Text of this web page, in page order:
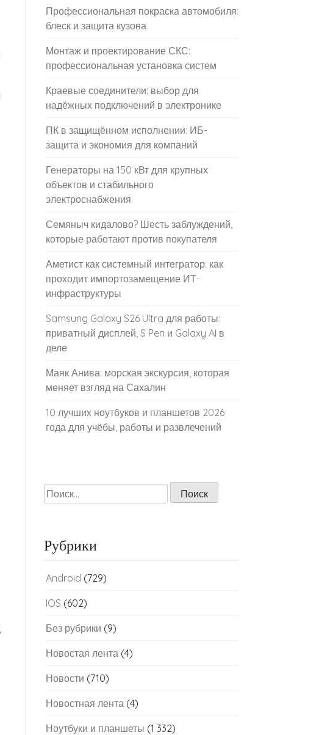
Профессиональная покраска автомобиля:
блеск и защита кузова.
Монтаж и проектирование СКС:
профессиональная установка систем
Краевые соединители: выбор для
надёжных подключений в электронике
ПК в защищённом исполнении: ИБ-
защита и экономия для компаний
Генераторы на 150 кВт для крупных
объектов и стабильного
электроснабжения
Семяныч кидалово? Шесть заблуждений,
которые работают против покупателя
Аметист как системный интегратор: как
проходит импортозамещение ИТ-
инфраструктуры
Samsung Galaxy S26 Ultra для работы:
приватный дисплей, S Pen и Galaxy AI в
деле
Маяк Анива: морская экскурсия, которая
меняет взгляд на Сахалин
10 лучших ноутбуков и планшетов 2026
года для учёбы, работы и развлечений
Найти:
Рубрики
Android (729)
IOS (602)
Без рубрики (9)
Новостая лента (4)
Новости (710)
Новостная лента (4)
Ноутбуки и планшеты (1 332)